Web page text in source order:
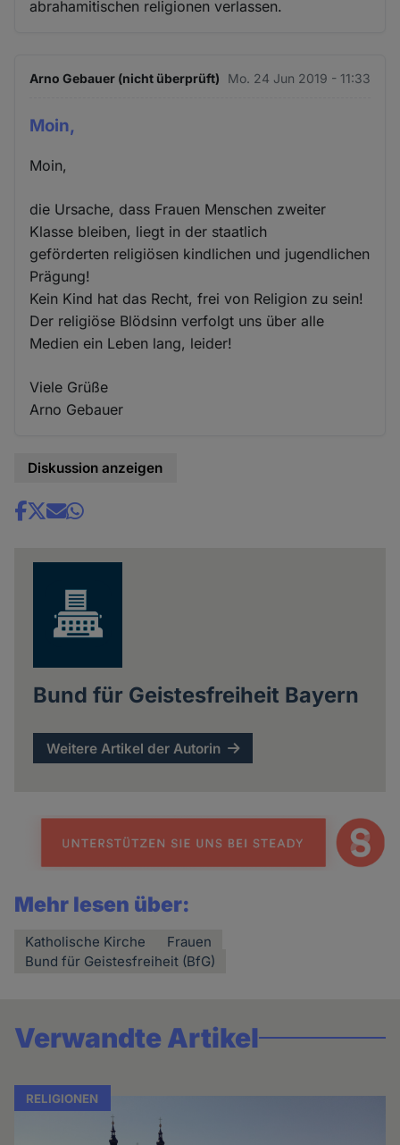
abrahamitischen religionen verlassen.
Arno Gebauer (nicht überprüft) Mo. 24 Jun 2019 - 11:33
Moin,
Moin,
die Ursache, dass Frauen Menschen zweiter
Klasse bleiben, liegt in der staatlich
geförderten religiösen kindlichen und jugendlichen
Prägung!
Kein Kind hat das Recht, frei von Religion zu sein!
Der religiöse Blödsinn verfolgt uns über alle
Medien ein Leben lang, leider!
Viele Grüße
Arno Gebauer
Diskussion anzeigen
Share
Bund für Geistesfreiheit Bayern
Weitere Artikel der Autorin
Mehr lesen über:
Katholische Kirche
Frauen
Bund für Geistesfreiheit (BfG)
Verwandte Artikel
RELIGIONEN